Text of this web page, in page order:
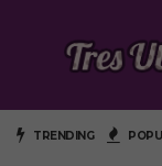
TRENDING